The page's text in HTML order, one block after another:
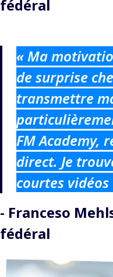
fédéral
« Ma
de surprise
transmettre
FM Academy,
direct. Je
courtes
- Franceso
fédéral